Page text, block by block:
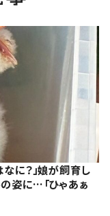
なに？」娘が飼育し
姿に…「ひゃあぁ